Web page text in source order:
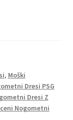
, Moški
Dresi PSG
Dresi Z
Nogometni